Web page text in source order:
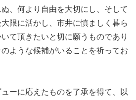
、何より自由を大切にし、そして
限に活かし、市井に慎ましく暮ら
て頂きたいと切に願うものであり
ような候補がいることを祈ってお
ーに応えたものを了承を得て、以